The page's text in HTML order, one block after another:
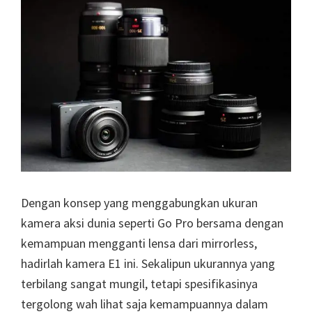
Dengan konsep yang menggabungkan ukuran
kamera aksi dunia seperti Go Pro bersama dengan
kemampuan mengganti lensa dari mirrorless,
hadirlah kamera E1 ini. Sekalipun ukurannya yang
terbilang sangat mungil, tetapi spesifikasinya
tergolong wah lihat saja kemampuannya dalam